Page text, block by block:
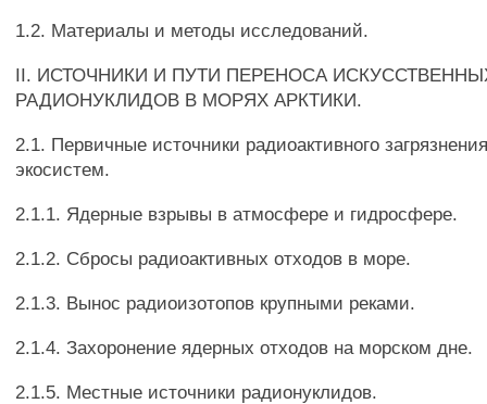
1.2. Материалы и методы исследований.
II. ИСТОЧНИКИ И ПУТИ ПЕРЕНОСА
РАДИОНУКЛИДОВ В МОРЯХ АРКТИКИ.
2.1. Первичные источники радиоактивного
экосистем.
2.1.1. Ядерные взрывы в атмосфере и гидросфере.
2.1.2. Сбросы радиоактивных отходов в море.
2.1.3. Вынос радиоизотопов крупными реками.
2.1.4. Захоронение ядерных отходов на морском дне.
2.1.5. Местные источники радионуклидов.